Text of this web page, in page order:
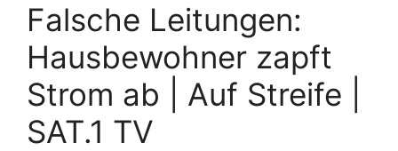
Falsche Leitungen:
Hausbewohner zapft
Strom ab | Auf Streife |
SAT.1 TV